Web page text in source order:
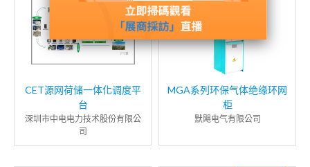
CET源网荷储一体化调度平
台
深圳市中电电力技术股份有限公
司
MGA系列环保气体绝缘环网
柜
默飓电气有限公司